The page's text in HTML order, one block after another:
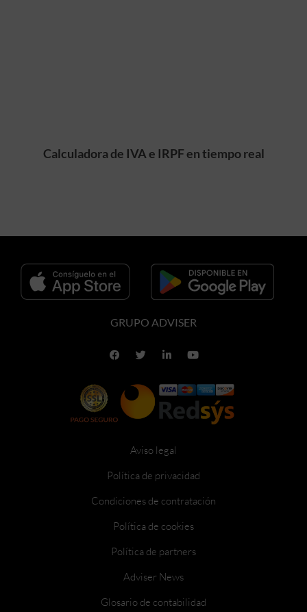
Calculadora de IVA e IRPF en tiempo real
GRUPO ADVISER
Aviso legal
Política de privacidad
Condiciones de contratación
Política de cookies
Política de partners
Adviser News
Glosario de contabilidad